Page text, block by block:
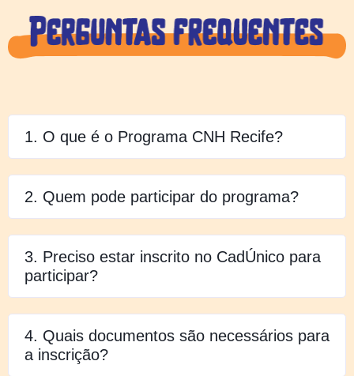
1. O que é o Programa CNH Recife?
2. Quem pode participar do programa?
3. Preciso estar inscrito no CadÚnico para
participar?
4. Quais documentos são necessários para
a inscrição?